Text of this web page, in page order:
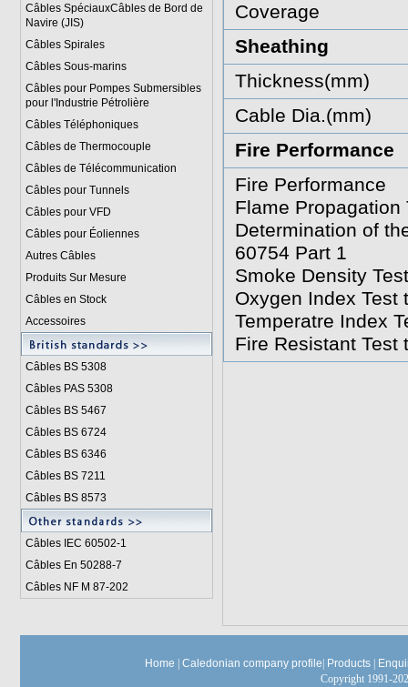
Câbles SpéciauxCâbles de Bord de
Navire (JIS)
Câbles Spirales
Câbles Sous-marins
Câbles pour Pompes Submersibles
pour l'Industrie Pétrolière
Câbles Téléphoniques
Câbles de Thermocouple
Câbles de Télécommunication
Câbles pour Tunnels
Câbles pour VFD
Câbles pour Éoliennes
Autres Câbles
Produits Sur Mesure
Câbles en Stock
Accessoires
Câbles BS 5308
Câbles PAS 5308
Câbles BS 5467
Câbles BS 6724
Câbles BS 6346
Câbles BS 7211
Câbles BS 8573
Câbles IEC 60502-1
Câbles En 50288-7
Câbles NF M 87-202
Coverage
Sheathing
Thickness(mm)
Cable Dia.(mm)
Fire Performance
Fire Performance
Flame Propagation
Determination of
60754 Part 1
Smoke Density
Oxygen Index Test
Temperatre Index
Fire Resistant Test
Home Caledonian company profile Products
Copyright 1991-